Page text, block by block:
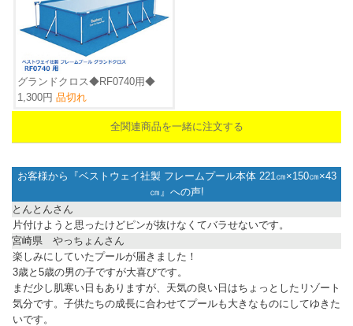
グランドクロス◆RF0740用◆
1,300円品切れ
全関連商品を一緒に注文する
お客様から『ベストウェイ社製 フレームプール本体 221㎝×150㎝×43
㎝ 』への声!
とんとんさん
片付けようと思ったけどピンが抜けなくてバラせないです。
宮崎県 やっちょんさん
楽しみにしていたプールが届きました！
3歳と5歳の男の子ですが大喜びです。
まだ少し肌寒い日もありますが、天気の良い日はちょっとしたリゾート
気分です。子供たちの成長に合わせてプールも大きなものにしてゆきた
いです。